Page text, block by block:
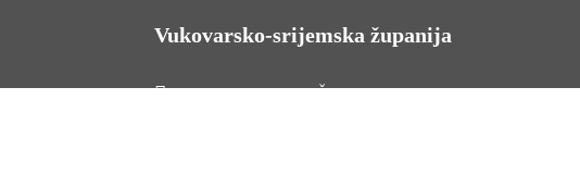
Vukovarsko-srijemska županija
HR - 32000 Vukovar, Županijska 9